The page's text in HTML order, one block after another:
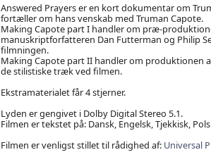
Answered Prayers er en kort dokumentar om
fortæller om hans venskab med Truman Capote.
Making Capote part I handler om præ-
manuskriptforfatteren Dan Futterman og Philip
filmningen.
Making Capote part II handler om
de stilistiske træk ved filmen.
Ekstramaterialet får 4 stjerner.
Lyden er gengivet i Dolby Digital Stereo 5.1.
Filmen er tekstet på: Dansk, Engelsk, Tjekkisk,
Filmen er venligst stillet til rådighed af: Universal